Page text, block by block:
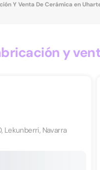
Y Venta De Cerámica en
y
Lekunberri, Navarra